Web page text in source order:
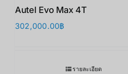
Autel Evo Max 4T
302,000.00฿
รายละเอียด